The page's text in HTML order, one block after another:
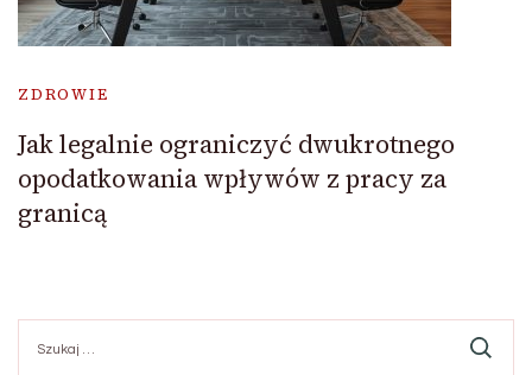
ZDROWIE
Jak legalnie ograniczyć dwukrotnego
opodatkowania wpływów z pracy za
granicą